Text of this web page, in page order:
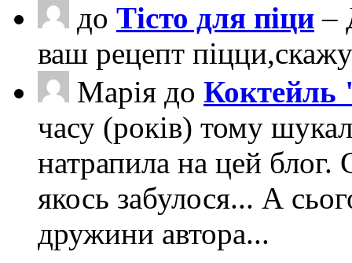
до Тісто для піци –
ваш рецепт
Марія до Коктейль
часу (років) тому
натрапила на цей блог.
якось забулося... А
дружини автора...